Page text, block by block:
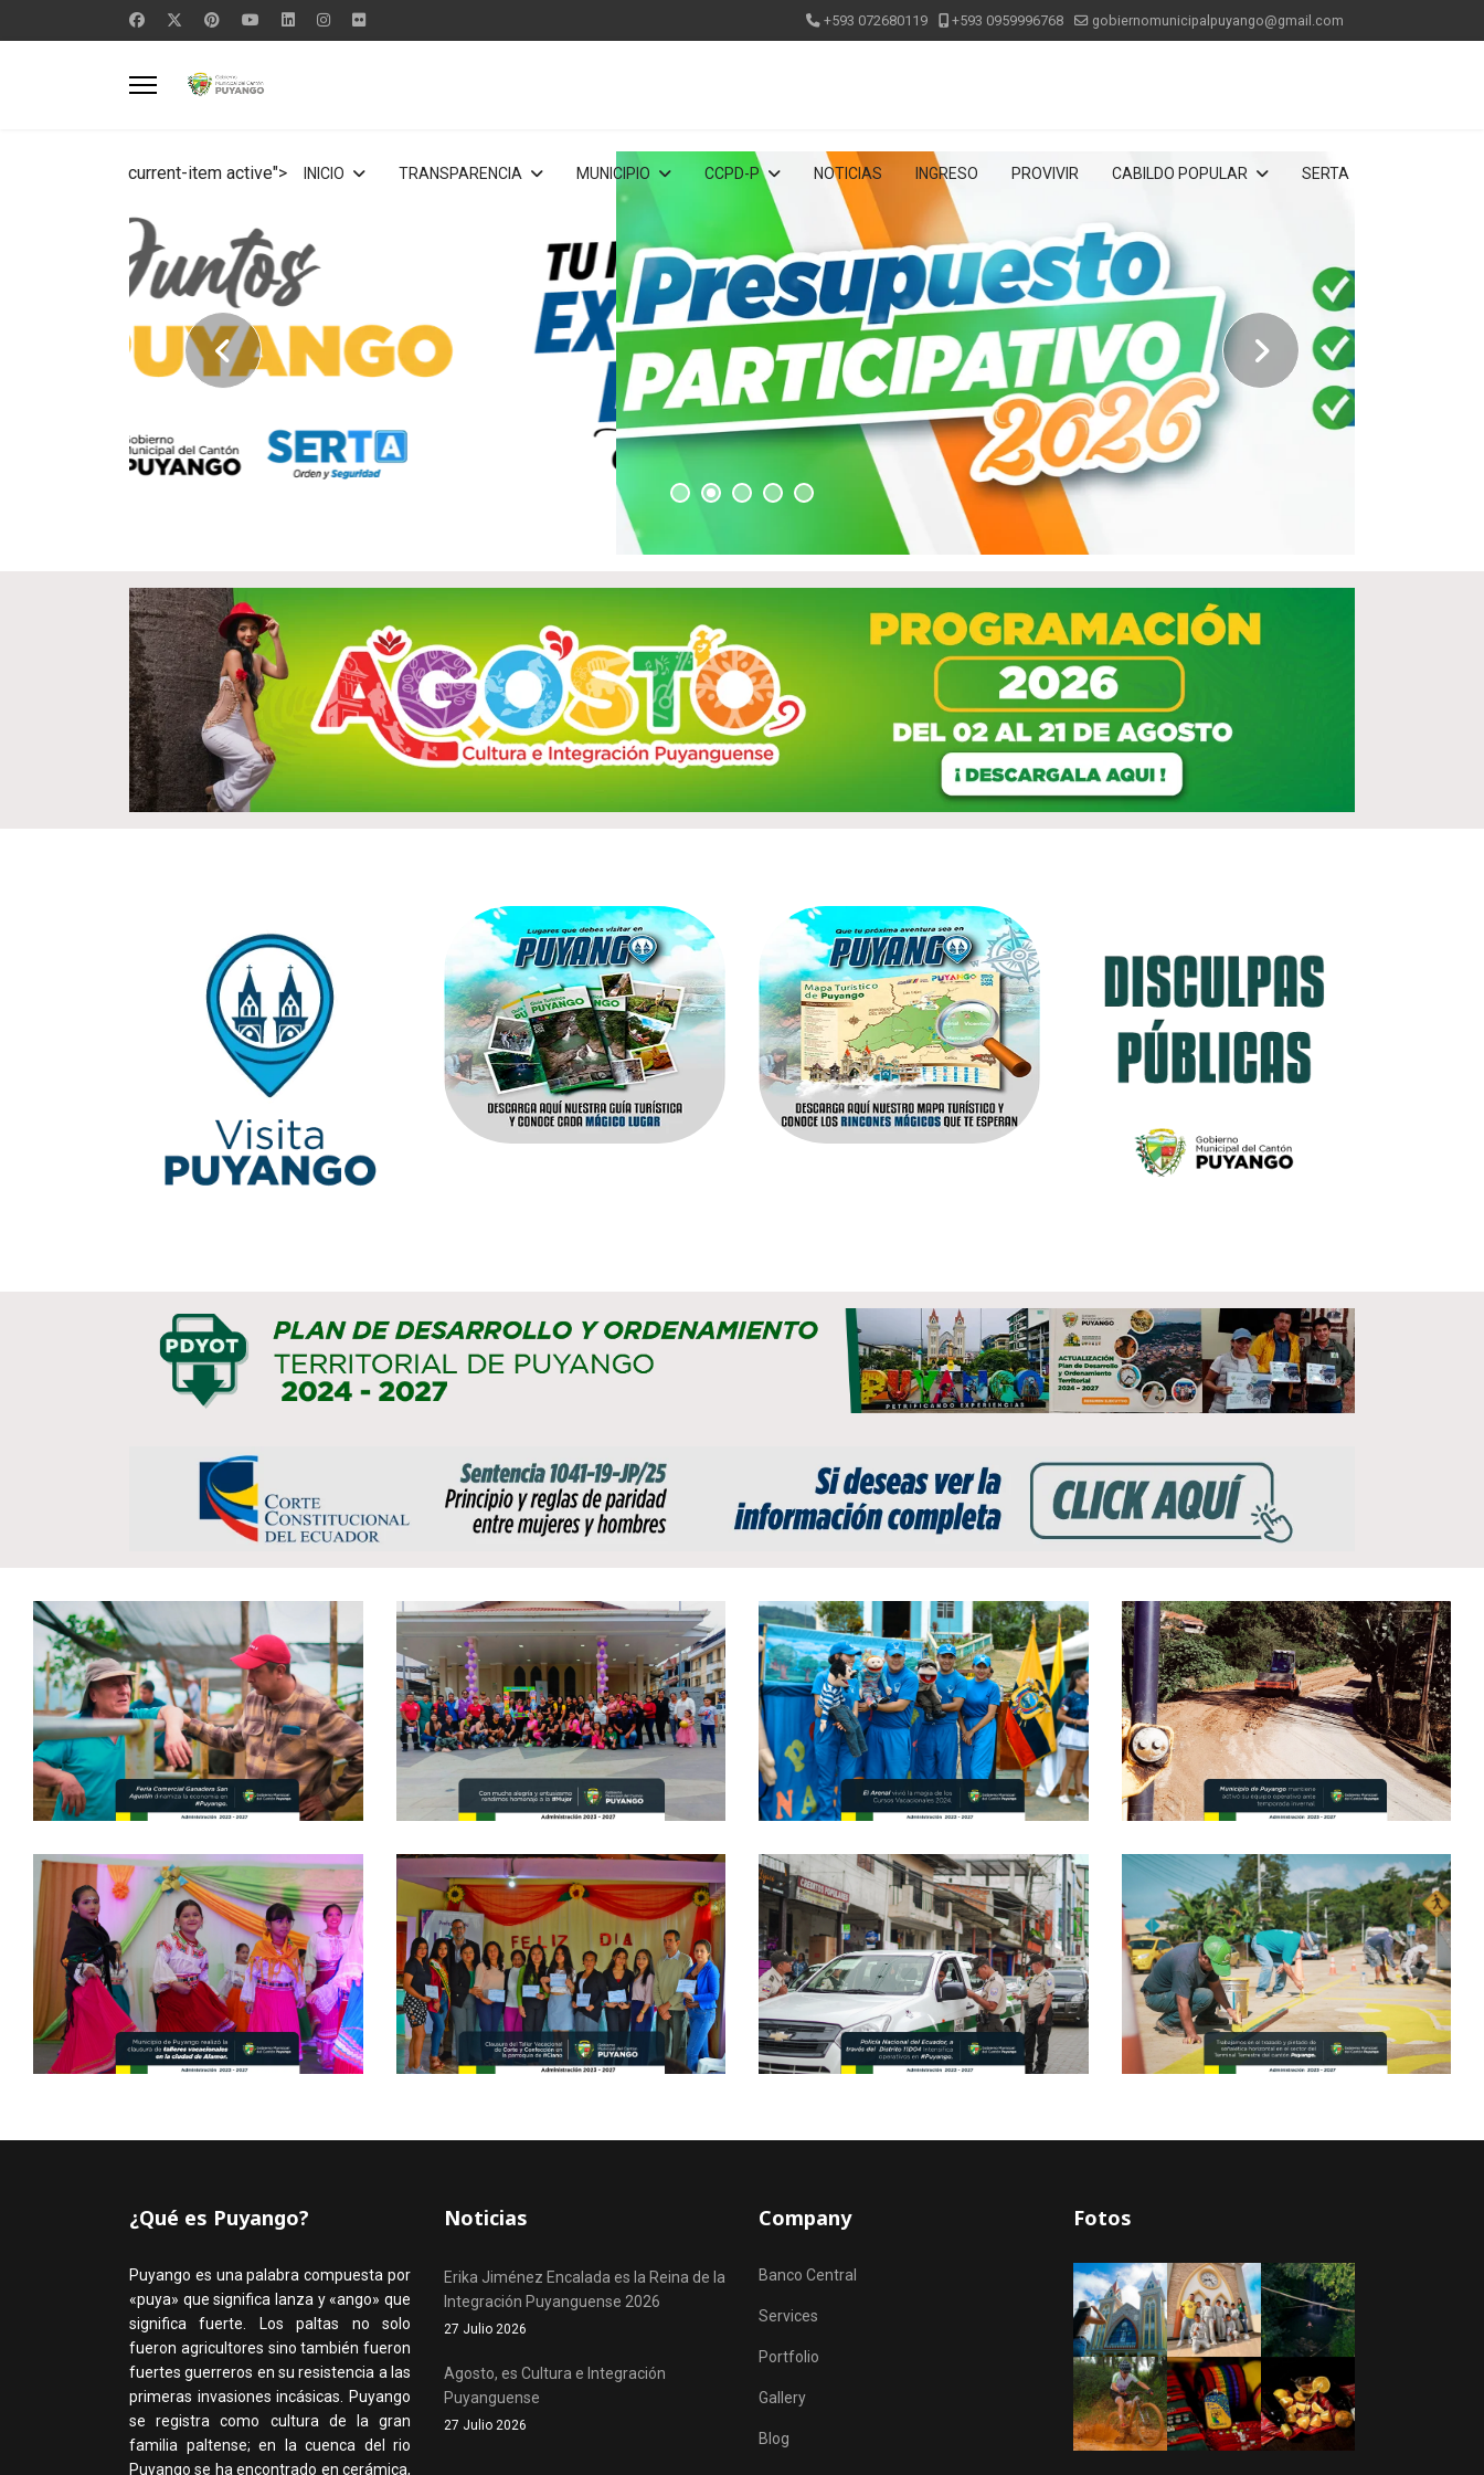
+593 072680119 +593 0959996768 gobiernomunicipalpuyango@gmail.com
current-item active"> INICIO TRANSPARENCIA MUNICIPIO CCPD-P NOTICIAS INGRESO PROVIVIR CABILDO POPULAR SERTA
¿Qué es Puyango?
Puyango es una palabra compuesta por
«puya» que significa lanza y «ango» que
significa fuerte. Los paltas no solo
fueron agricultores sino también fueron
fuertes guerreros en su resistencia a las
primeras invasiones incásicas. Puyango
se registra como cultura de la gran
familia paltense; en la cuenca del rio
Puyango se ha encontrado en cerámica,
Noticias
Erika Jiménez Encalada es la Reina de la
Integración Puyanguense 2026
27 Julio 2026
Agosto, es Cultura e Integración
Puyanguense
27 Julio 2026
Company
Banco Central
Services
Portfolio
Gallery
Blog
Fotos